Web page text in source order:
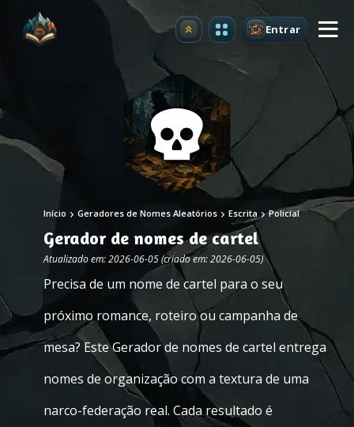
Atualizar Entrar
Início Geradores de Nomes Aleatórios Escrita Policial
Gerador de nomes de cartel
Atualizado em: 2026-06-05 (criado em: 2026-06-05)
Precisa de um nome de cartel para o seu
próximo romance, roteiro ou campanha de
mesa? Este Gerador de nomes de cartel entrega
nomes de organização com a textura de uma
narco-federação real. Cada resultado é